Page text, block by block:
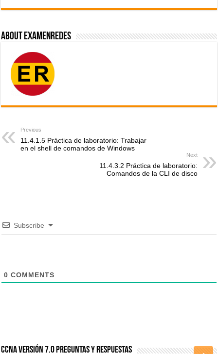
About ExamenRedes
Previous
11.4.1.5 Práctica de laboratorio: Trabajar
en el shell de comandos de Windows
Next
11.4.3.2 Práctica de laboratorio:
Comandos de la CLI de disco
Subscribe
0 COMMENTS
CCNA Versión 7.0 Preguntas y Respuestas